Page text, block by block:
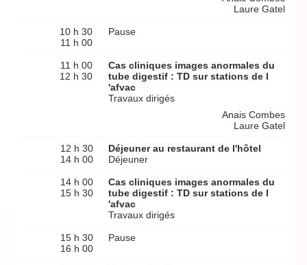
Laure Gatel
10 h 30
11 h 00
Pause
11 h 00
12 h 30
Cas cliniques images anormales du
tube digestif : TD sur stations de l
'afvac
Travaux dirigés
Anais Combes
Laure Gatel
12 h 30
14 h 00
Déjeuner au restaurant de l'hôtel
Déjeuner
14 h 00
15 h 30
Cas cliniques images anormales du
tube digestif : TD sur stations de l
'afvac
Travaux dirigés
15 h 30
16 h 00
Pause